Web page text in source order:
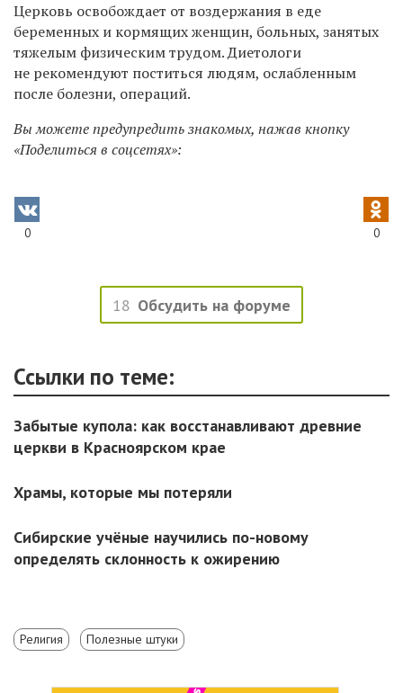
Церковь освобождает от воздержания в еде
беременных и кормящих женщин, больных, занятых
тяжелым физическим трудом. Диетологи
не рекомендуют поститься людям, ослабленным
после болезни, операций.
Вы можете предупредить знакомых, нажав кнопку
«Поделиться в соцсетях»:
0 0
18 Обсудить на форуме
Ссылки по теме:
Забытые купола: как восстанавливают древние
церкви в Красноярском крае
Храмы, которые мы потеряли
Сибирские учёные научились по-новому
определять склонность к ожирению
Религия Полезные штуки